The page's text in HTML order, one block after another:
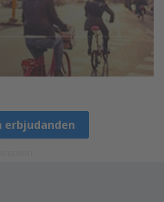
erbjudanden